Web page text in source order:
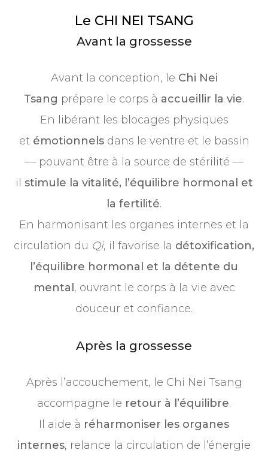
Le CHI NEI TSANG
Avant la grossesse
Avant la conception, le Chi Nei
Tsang prépare le corps à accueillir la vie.
En libérant les blocages physiques
et émotionnelsdans le ventre et le bassin
— pouvant être à la source de stérilité —
il stimule la vitalité, l’équilibre hormonal et
la fertilité.
En harmonisant les organes internes et la
circulation du Qi, il favorise la détoxification,
l’équilibre hormonal et la détente du
mental , ouvrant le corps à la vie avec
douceur et confiance.
Après la grossesse
Après l’accouchement, le Chi Nei Tsang
accompagne le retour à l’équilibre.
Il aide à réharmoniser les organes
internes, relance la circulation de l’énergie